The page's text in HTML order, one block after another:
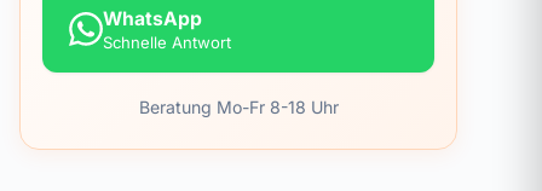
WhatsApp
Schnelle Antwort
Beratung Mo-Fr 8-18 Uhr